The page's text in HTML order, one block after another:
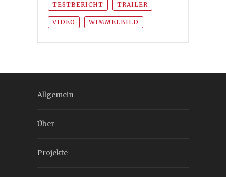
TESTBERICHT TRAILER
VIDEO WIMMELBILD
Allgemein
Über
Projekte